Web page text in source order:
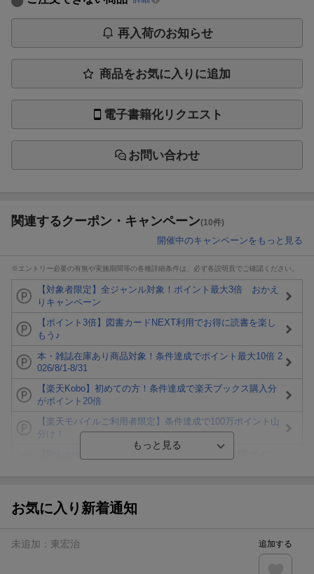
再入荷のお知らせ
商品をお気に入りに追加
電子書籍化リクエスト
お問い合わせ
関連するクーポン・キャンペーン(10件)
開催中のキャンペーンをもっと見る
※エントリー必要の有無や実施期間等の各種詳細条件は、必ず各説明頁でご確認ください。
【対象者限定】全ジャンル対象！ポイント最大3倍 おかえ
りキャンペーン
【ポイント3倍】図書カードNEXT利用でお得に読書を楽し
もう♪
本・雑誌在庫あり商品対象！条件達成でポイント最大10倍 2
026/8/1-8/31
【楽天Kobo】初めての方！条件達成で楽天ブックス購入分
がポイント20倍
【楽天モバイルご利用者限定】条件達成で100万ポイント山
分け！
が当たる！
楽天モバイル紹介キャンペーンの拡散で300円OFFクーポン
お気に入り新着通知
未追加： 東宏治 追加する